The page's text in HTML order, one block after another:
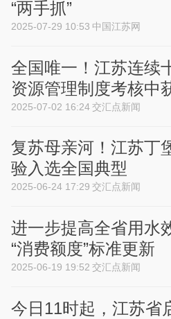
“两手抓”
2025-07-29 10:53 中国江苏网
全国唯一！江苏连续
资源管理制度考核中
2025-07-02 16:24 交汇点新闻
复苏母亲河！江苏丁
验入选全国典型
2025-06-24 17:29 交汇点新闻
进一步提高全省用水
“消费额度”标准更新
2025-06-19 19:52 交汇点新闻
今日11时起，江苏省